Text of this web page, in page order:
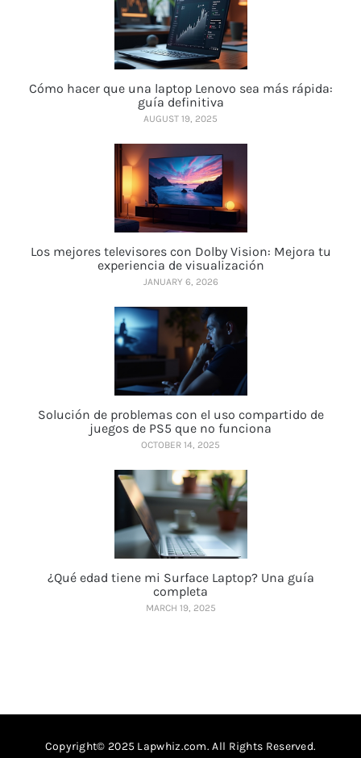
Cómo hacer que una laptop Lenovo sea más rápida:
guía definitiva
AUGUST 19, 2025
Los mejores televisores con Dolby Vision: Mejora tu
experiencia de visualización
JANUARY 6, 2026
Solución de problemas con el uso compartido de
juegos de PS5 que no funciona
OCTOBER 14, 2025
¿Qué edad tiene mi Surface Laptop? Una guía
completa
MARCH 19, 2025
Copyright© 2025 Lapwhiz.com. All Rights Reserved.